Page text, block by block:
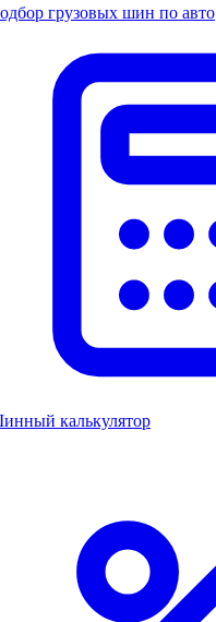
грузовых шин по авто
калькулятор